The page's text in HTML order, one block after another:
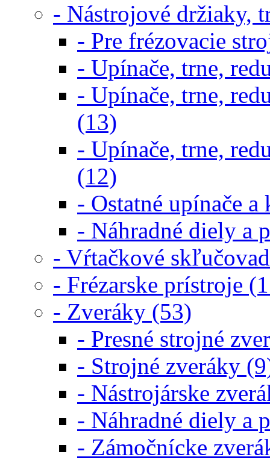
- Nástrojové držiaky,
- Pre frézovacie
- Upínače, trne,
- Upínače, trne,
(13)
- Upínače, trne,
(12)
- Ostatné upínače
- Náhradné diely a
- Vŕtačkové
- Frézarske prístroje
- Zveráky (53)
- Presné strojné
- Strojné zveráky
- Nástrojárske
- Náhradné diely a
- Zámočnícke